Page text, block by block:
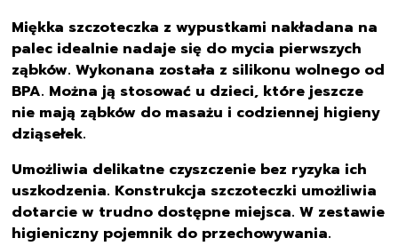
silikonowa
szczoteczka
do
dziąseł
i
pierwszych
ząbków
w
etui
Miękka szczoteczka z wypustkami nakładana na
palec idealnie nadaje się do mycia pierwszych
ząbków. Wykonana została z silikonu wolnego od
BPA. Można ją stosować u dzieci, które jeszcze
nie mają ząbków do masażu i codziennej higieny
dziąsełek.
Umożliwia delikatne czyszczenie bez ryzyka ich
uszkodzenia. Konstrukcja szczoteczki umożliwia
dotarcie w trudno dostępne miejsca. W zestawie
higieniczny pojemnik do przechowywania.